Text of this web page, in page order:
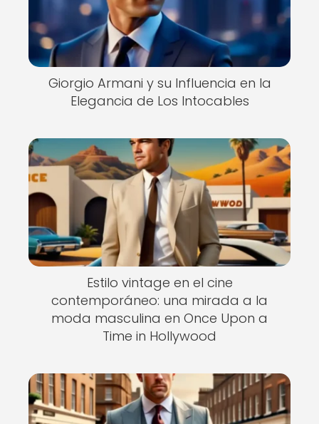
Giorgio Armani y su Influencia en la
Elegancia de Los Intocables
Estilo vintage en el cine
contemporáneo: una mirada a la
moda masculina en Once Upon a
Time in Hollywood